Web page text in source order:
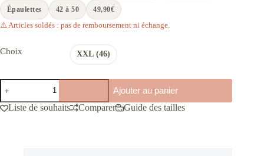
Épaulettes 42 à 50 49,90€
⚠️ Articles soldés : pas de remboursement ni échange.
Choix XXL (46)
quantité
de
Robes
longues
Ajouter au panier
Liste de souhaits
Comparer Guide des tailles